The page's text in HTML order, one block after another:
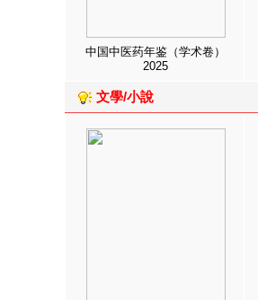
中国中医药年鉴（学术卷）
2025
文學/小說